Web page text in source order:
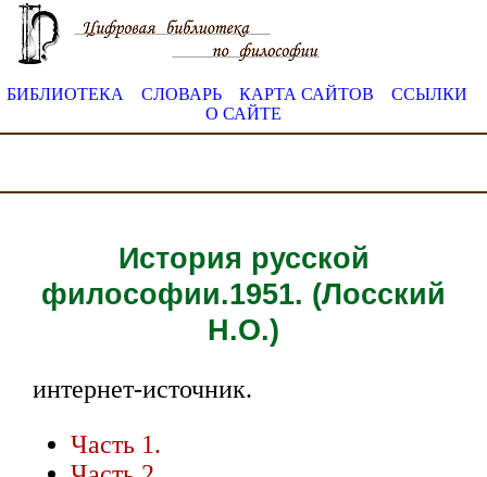
БИБЛИОТЕКА СЛОВАРЬ КАРТА САЙТОВ
ССЫЛКИ
О САЙТЕ
История русской
философии.1951. (Лосский
Н.О.)
интернет-источник.
Часть 1.